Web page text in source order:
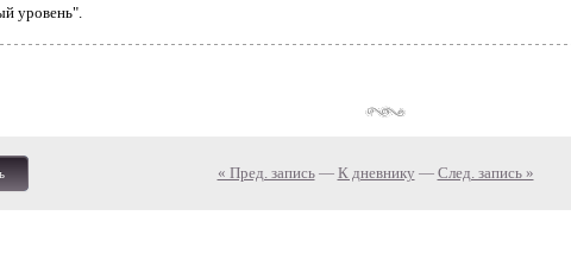
уровень".
« Пред. запись— К дневнику — След. запись »